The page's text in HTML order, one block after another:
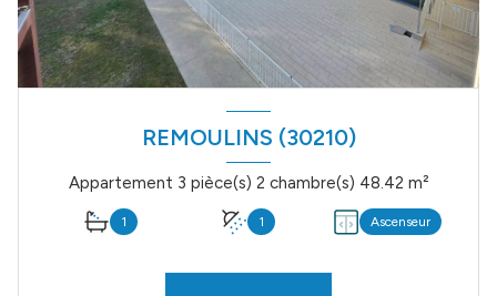
REMOULINS (30210)
Appartement 3 pièce(s) 2 chambre(s) 48.42 m²
1 1 Ascenseur